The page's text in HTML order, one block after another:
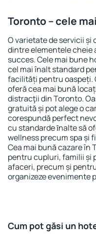
Toronto – cele
O varietate de servicii
dintre elementele cheie
succes. Cele mai bune
cel mai înalt standard
facilități pentru oaspeți.
oferă cea mai bună
distracţii din Toronto.
gratuită și pot alege o
corespundă perfect
cu standarde ȋnalte să
wellness precum spa și
Cea mai bună cazare în
pentru cupluri, familii și
afaceri, precum și
organizeze evenimente
Cum pot găsi un